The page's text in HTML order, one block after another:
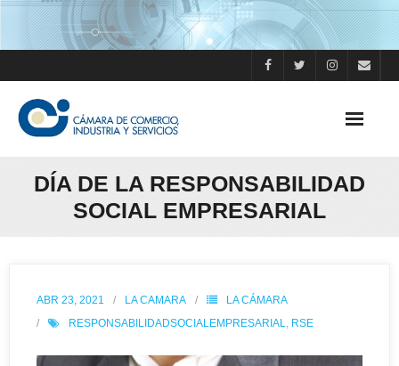
Skip
DÍA DE LA RESPONSABILIDAD
SOCIAL EMPRESARIAL
ABR 23, 2021 LA CAMARA
LA CÁMARA
RESPONSABILIDADSOCIALEMPRESARIAL, RSE